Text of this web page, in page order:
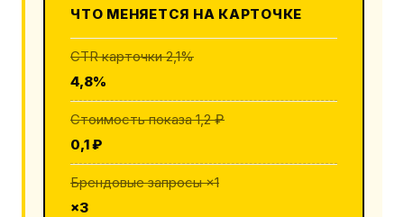
ЧТО МЕНЯЕТСЯ НА КАРТОЧКЕ
CTR карточки 2,1%
4,8%
Стоимость показа 1,2 ₽
0,1 ₽
Брендовые запросы ×1
×3